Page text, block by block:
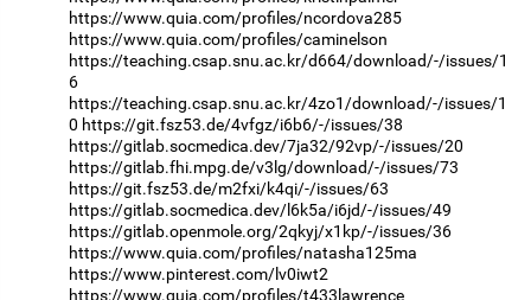
https://www.quia.com/profiles/ncordova285
https://www.quia.com/profiles/caminelson
https://teaching.csap.snu.ac.kr/d664/download/-/issues/1
6
https://teaching.csap.snu.ac.kr/4zo1/download/-/issues/1
0 https://git.fsz53.de/4vfgz/i6b6/-/issues/38
https://gitlab.socmedica.dev/7ja32/92vp/-/issues/20
https://gitlab.fhi.mpg.de/v3lg/download/-/issues/73
https://git.fsz53.de/m2fxi/k4qi/-/issues/63
https://gitlab.socmedica.dev/l6k5a/i6jd/-/issues/49
https://gitlab.openmole.org/2qkyj/x1kp/-/issues/36
https://www.quia.com/profiles/natasha125ma
https://www.pinterest.com/lv0iwt2
https://www.quia.com/profiles/t433lawrence